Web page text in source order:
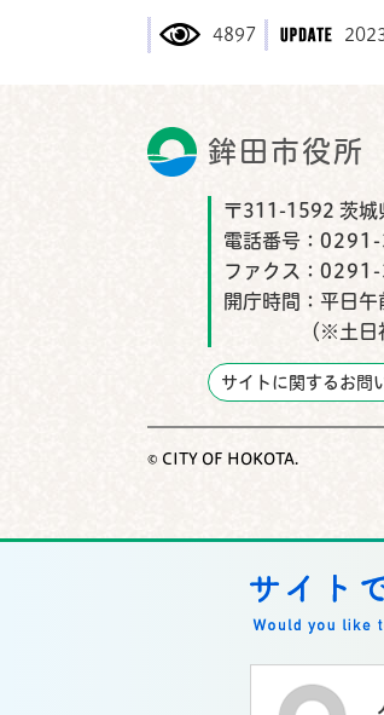
4897
鉾田市役所
〒311-1592 茨城
電話番号： 0291-
ファクス：
開庁時間： 平日午
（※土日
サイトに関するお問
© CITY OF HOKOTA.